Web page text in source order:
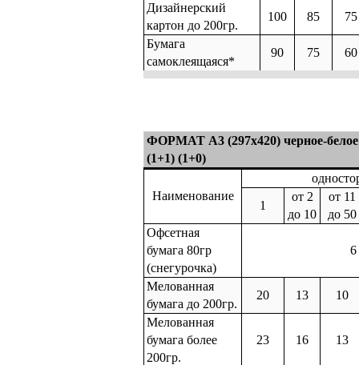
Дизайнерский
картон до 200гр.
100 85
75
Бумага
самоклеящаяся*
90 75 60
ФОРМАТ А3 (297х420) черное-
(1+1) (1+0)
Наименование
1
от 2
до 10
от 11
до 50
Офсетная
бумага 80гр
(снегурочка)
6
Мелованная
бумага до 200гр.
20 13
10
Мелованная
бумага более
200гр.
23 16 13